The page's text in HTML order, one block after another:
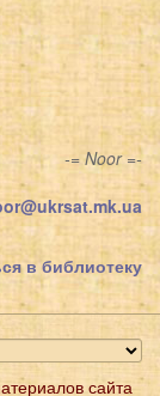
-= Noor =-
в библиотеку
сайта